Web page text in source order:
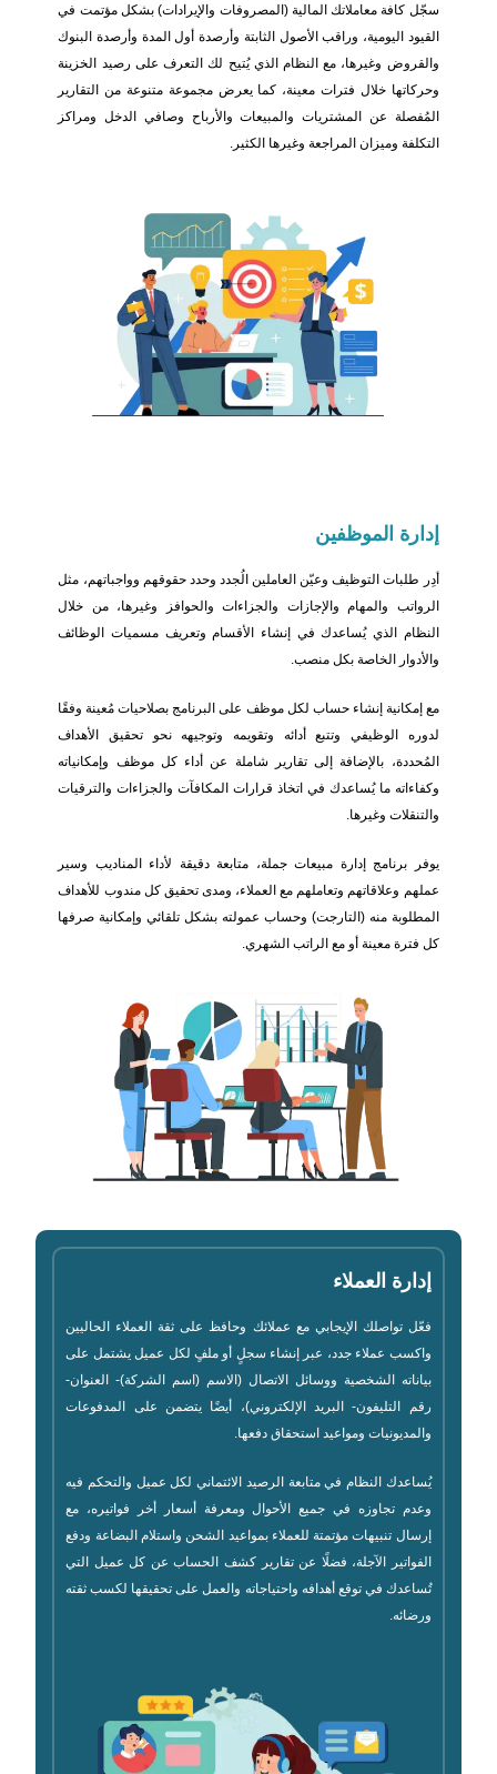
سجّل كافة معاملاتك المالية (المصروفات والإيرادات) بشكل مؤتمت في
القيود اليومية، وراقب الأصول الثابتة وأرصدة أول المدة وأرصدة البنوك
والقروض وغيرها، مع النظام الذي يُتيح لك التعرف على رصيد الخزينة
وحركاتها خلال فترات معينة، كما يعرض مجموعة متنوعة من التقارير
المُفصلة عن المشتريات والمبيعات والأرباح وصافي الدخل ومراكز
التكلفة وميزان المراجعة وغيرها الكثير.
إدارة الموظفين
أدِر طلبات التوظيف وعيّن العاملين الُجدد وحدد حقوقهم وواجباتهم، مثل
الرواتب والمهام والإجازات والجزاءات والحوافز وغيرها، من خلال
النظام الذي يُساعدك في إنشاء الأقسام وتعريف مسميات الوظائف
والأدوار الخاصة بكل منصب.
مع إمكانية إنشاء حساب لكل موظف على البرنامج بصلاحيات مُعينة وفقًا
لدوره الوظيفي وتتبع أدائه وتقويمه وتوجيهه نحو تحقيق الأهداف
المُحددة، بالإضافة إلى تقارير شاملة عن أداء كل موظف وإمكانياته
وكفاءاته ما يُساعدك في اتخاذ قرارات المكافآت والجزاءات والترقيات
والتنقلات وغيرها.
يوفر برنامج إدارة مبيعات جملة، متابعة دقيقة لأداء المناديب وسير
عملهم وعلاقاتهم وتعاملهم مع العملاء، ومدى تحقيق كل مندوب للأهداف
المطلوبة منه (التارجت) وحساب عمولته بشكل تلقائي وإمكانية صرفها
كل فترة معينة أو مع الراتب الشهري.
إدارة العملاء
فعّل تواصلك الإيجابي مع عملائك وحافظ على ثقة العملاء الحاليين
واكسب عملاء جدد، عبر إنشاء سجلٍ أو ملفٍ لكل عميل يشتمل على
بياناته الشخصية ووسائل الاتصال (الاسم (اسم الشركة)- العنوان-
رقم التليفون- البريد الإلكتروني)، أيضًا يتضمن على المدفوعات
والمديونيات ومواعيد استحقاق دفعها.
يُساعدك النظام في متابعة الرصيد الائتماني لكل عميل والتحكم فيه
وعدم تجاوزه في جميع الأحوال ومعرفة أسعار أخر فواتيره، مع
إرسال تنبيهات مؤتمتة للعملاء بمواعيد الشحن واستلام البضاعة ودفع
الفواتير الآجلة، فضلًا عن تقارير كشف الحساب عن كل عميل التي
تُساعدك في توقع أهدافه واحتياجاته والعمل على تحقيقها لكسب ثقته
ورضائه.